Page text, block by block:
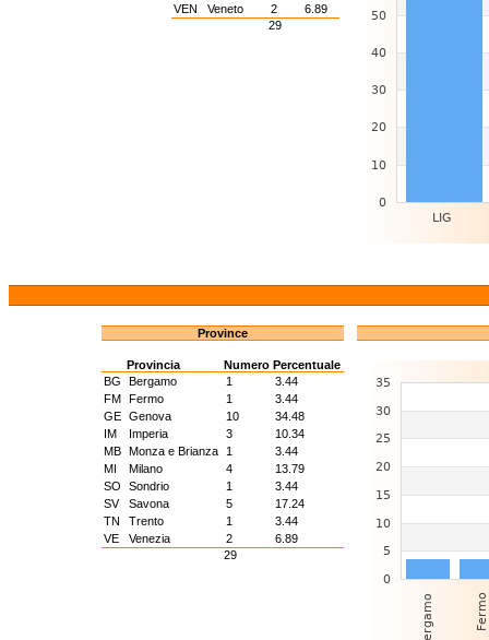
VEN Veneto 2
6.89
29
Province
Provincia Numero Percentuale
BG
Bergamo 1
3.44
FM Fermo 1
3.44
GE Genova 10
34.48
IM
Imperia 3
10.34
MB Monza e Brianza 1
3.44
MI
Milano 4
13.79
SO
Sondrio 1
3.44
SV
Savona 5
17.24
TN
Trento 1
3.44
VE
Venezia 2
6.89
29